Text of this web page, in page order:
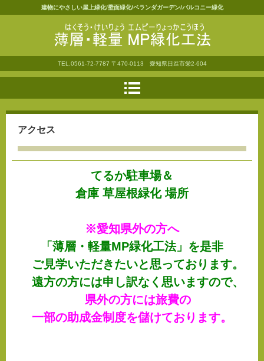
薄層・軽量ＭＰ緑化工法
建物にやさしい屋上緑化/壁面緑化/ベランダガーデン/バルコニー緑化
TEL. 0561-72-7787 〒470-0113 愛知県日進市栄2-604
アクセス
てるか駐車場＆
倉庫 草屋根緑化 場所
※愛知県外の方へ
「薄層・軽量MP緑化工法」を是非
ご見学いただきたいと思っております。
遠方の方には申し訳なく思いますので、
県外の方には旅費の
一部の助成金制度を儲けております。